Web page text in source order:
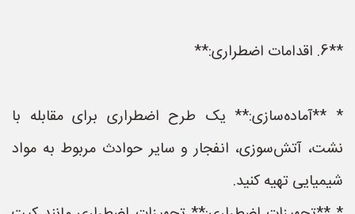
**6. اقدامات اضطراری:**
* **آماده‌سازی:** یک طرح اضطراری برای مقابله با
نشت، آتش‌سوزی، انفجار و سایر حوادث مربوط به مواد
شیمیایی تهیه کنید.